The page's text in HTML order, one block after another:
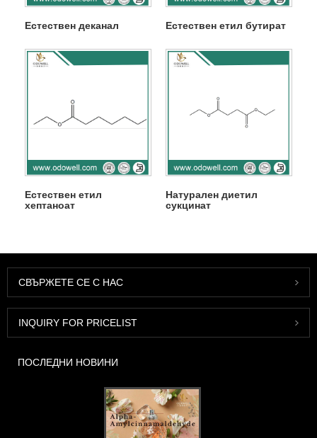
Естествен деканал Естествен етил бутират
Естествен етил
хептаноат
Натурален диетил
сукцинат
СВЪРЖЕТЕ СЕ С НАС
INQUIRY FOR PRICELIST
ПОСЛЕДНИ НОВИНИ